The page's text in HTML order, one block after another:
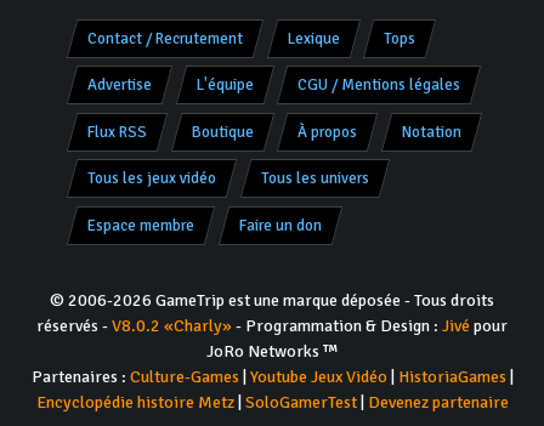
Contact / Recrutement Lexique Tops
Advertise L'équipe CGU / Mentions légales
Flux RSS Boutique À propos Notation
Tous les jeux vidéo Tous les univers
Espace membre Faire un don
© 2006-2026 GameTrip est une marque déposée - Tous droits
réservés -V8.0.2 «Charly»- Programmation & Design : Jivépour
JoRo Networks ™
Partenaires : Culture-Games Youtube Jeux Vidéo| HistoriaGames
Encyclopédie histoire Metz| SoloGamerTest| Devenez partenaire